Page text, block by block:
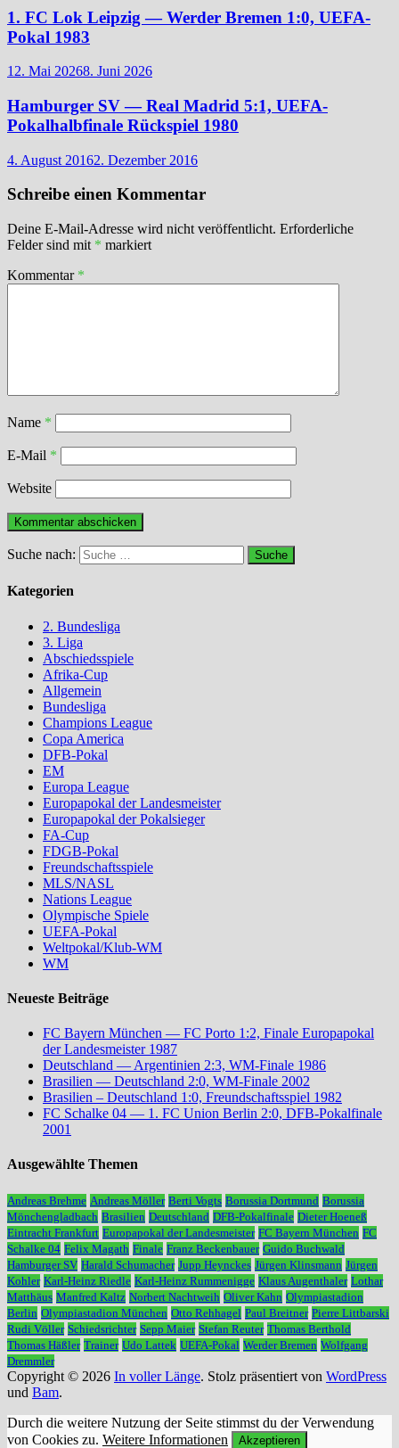
1. FC Lok Leipzig — Werder Bremen 1:0, UEFA-
Pokal 1983
12. Mai 20268. Juni 2026
Hamburger SV — Real Madrid 5:1, UEFA-
Pokalhalbfinale Rückspiel 1980
4. August 20162. Dezember 2016
Schreibe einen Kommentar
Deine E-Mail-Adresse wird nicht veröffentlicht. Erforderliche
Felder sind mit * markiert
Kommentar *
Name *
E-Mail *
Website
Suche nach:
Kategorien
2. Bundesliga
3. Liga
Abschiedsspiele
Afrika-Cup
Allgemein
Bundesliga
Champions League
Copa America
DFB-Pokal
EM
Europa League
Europapokal der Landesmeister
Europapokal der Pokalsieger
FA-Cup
FDGB-Pokal
Freundschaftsspiele
MLS/NASL
Nations League
Olympische Spiele
UEFA-Pokal
Weltpokal/Klub-WM
WM
Neueste Beiträge
FC Bayern München — FC Porto 1:2, Finale Europapokal
der Landesmeister 1987
Deutschland — Argentinien 2:3, WM-Finale 1986
Brasilien — Deutschland 2:0, WM-Finale 2002
Brasilien – Deutschland 1:0, Freundschaftsspiel 1982
FC Schalke 04 — 1. FC Union Berlin 2:0, DFB-Pokalfinale
2001
Ausgewählte Themen
Andreas Brehme Andreas Möller Berti Vogts Borussia Dortmund Borussia
Mönchengladbach Brasilien Deutschland DFB-Pokalfinale Dieter Hoeneß
Eintracht Frankfurt Europapokal der Landesmeister FC Bayern München FC
Schalke 04 Felix Magath Finale Franz Beckenbauer Guido Buchwald
Hamburger SV Harald Schumacher Jupp Heynckes Jürgen Klinsmann Jürgen
Kohler Karl-Heinz Riedle Karl-Heinz Rummenigge Klaus Augenthaler Lothar
Matthäus Manfred Kaltz Norbert Nachtweih Oliver Kahn Olympiastadion
Berlin Olympiastadion München Otto Rehhagel Paul Breitner Pierre Littbarski
Rudi Völler Schiedsrichter Sepp Maier Stefan Reuter Thomas Berthold
Thomas Häßler Trainer Udo Lattek UEFA-Pokal Werder Bremen Wolfgang
Dremmler
Copyright © 2026 In voller Länge. Stolz präsentiert von WordPress
und Bam.
Durch die weitere Nutzung der Seite stimmst du der Verwendung
von Cookies zu. Weitere Informationen Akzeptieren